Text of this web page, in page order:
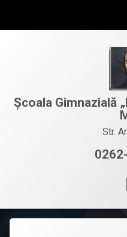
Educație
Promovare
Școala Gimnazială
Str.